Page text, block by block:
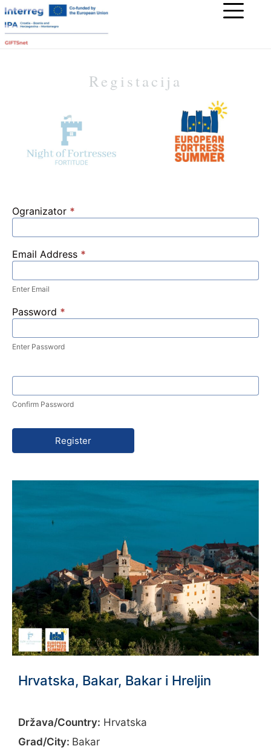
Registacija
Ogranizator *
Email Address *
Enter Email
Password *
Enter Password
Confirm Password
Register
Hrvatska, Bakar, Bakar i Hreljin
Država/Country: Hrvatska
Grad/City: Bakar